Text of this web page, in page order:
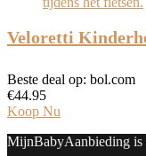
Veloretti
Beste deal op: bol.com
€44.95
Koop Nu
MijnBabyAanbieding is